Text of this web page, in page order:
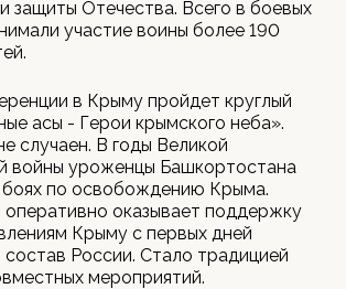
защиты Отечества. Всего в боевых
участие воины более 190
в Крыму пройдет круглый
асы - Герои крымского неба».
случаен. В годы Великой
войны уроженцы Башкортостана
боях по освобождению Крыма.
оказывает поддержку
Крыму с первых дней
России. Стало традицией
мероприятий.